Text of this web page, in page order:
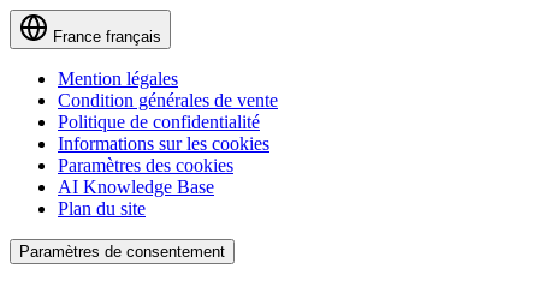
France français
Mention légales
Condition générales de vente
Politique de confidentialité
Informations sur les cookies
Paramètres des cookies
AI Knowledge Base
Plan du site
Paramètres de consentement